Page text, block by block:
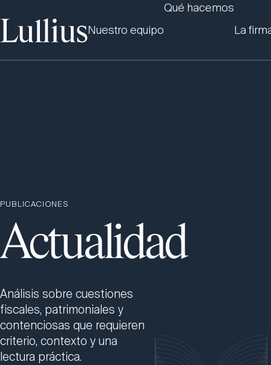
Nuestro equipo
Qué hacemos
La
PUBLICACIONES
Actualidad
Análisis sobre cuestiones
fiscales, patrimoniales y
contenciosas que requieren
criterio, contexto y una
lectura práctica.